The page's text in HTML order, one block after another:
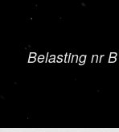
Belasting nr